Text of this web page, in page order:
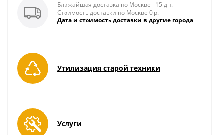
Ближайшая доставка по Москве - 15 дн.
Стоимость доставки по Москве 0 р.
Дата и стоимость доставки в другие города
Утилизация старой техники
Услуги